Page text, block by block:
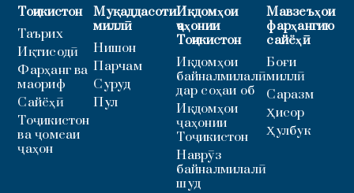
Тоҷикистон
Таърих
Иқтисодӣ
Фарҳанг ва
маориф
Сайёҳӣ
Тоҷикистон
ва ҷомеаи
ҷаҳон
Муқаддасоти
миллӣ
Нишон
Парчам
Суруд
Пул
Иқдомҳои
ҷаҳонии
Тоҷикистон
Иқдомҳои
байналмилалӣ
дар соҳаи об
Иқдомҳои
ҷаҳонии
Тоҷикистон
Наврӯз
байналмилалӣ
шуд
Мавзеъҳои
фарҳангию
сайёҳӣ
Боғи
миллӣ
Саразм
Ҳисор
Ҳулбук